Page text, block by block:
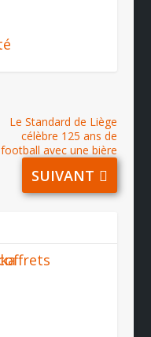
Le Standard de Liège
célèbre 125 ans de
football avec une bière
SUIVANT